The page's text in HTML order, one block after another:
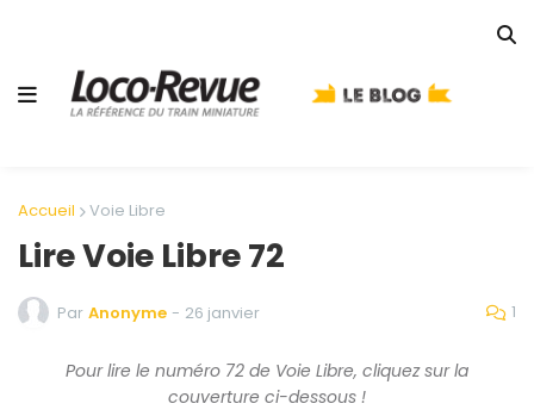
Accueil Voie Libre
Lire Voie Libre 72
Par Anonyme - 26 janvier 1
Pour lire le numéro 72 de Voie Libre, cliquez sur la
couverture ci-dessous !